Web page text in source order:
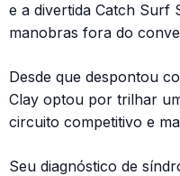
e a divertida Catch Surf
manobras fora do
Desde que despontou
Clay optou por trilhar
circuito competitivo e
Seu diagnóstico de